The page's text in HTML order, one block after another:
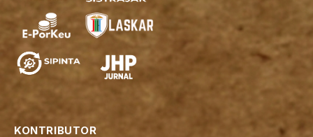
KONTRIBUTOR